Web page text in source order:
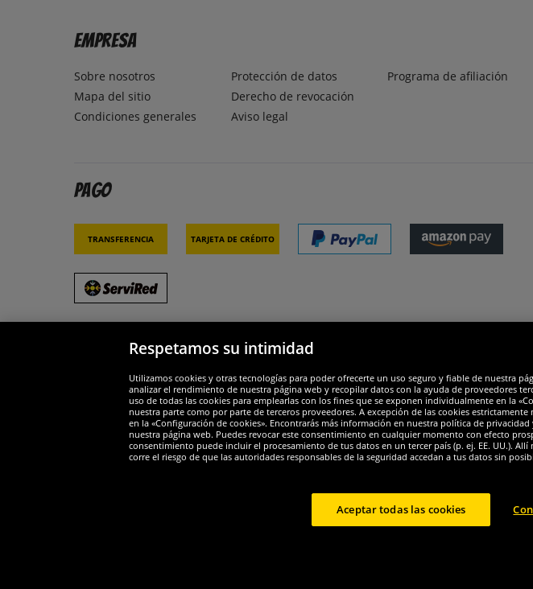
Empresa
Sobre nosotros
Mapa del sitio
Condiciones generales
Protección de datos
Derecho de revocación
Aviso legal
Programa de afiliación
Pago
Transferencia Tarjeta de crédito
Widerruf
Respetamos su intimidad
Utilizamos cookies y otras tecnologías para poder ofrecerte un uso seguro y fiable de nuestra
analizar el rendimiento de nuestra página web y recopilar datos con la ayuda de proveedores
uso de todas las cookies para emplearlas con los fines que se exponen individualmente en la
nuestra parte como por parte de terceros proveedores. A excepción de las cookies
en la «Configuración de cookies». Encontrarás más información en nuestra política de
nuestra página web. Puedes revocar este consentimiento en cualquier momento con efecto
consentimiento puede incluir el procesamiento de tus datos en un tercer país (p. ej. EE. UU.).
corre el riesgo de que las autoridades responsables de la seguridad accedan a tus datos sin
Aceptar todas las cookies